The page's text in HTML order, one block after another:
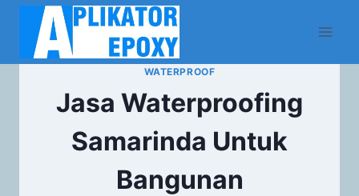
WATERPROOF
Jasa Waterproofing
Samarinda Untuk
Bangunan